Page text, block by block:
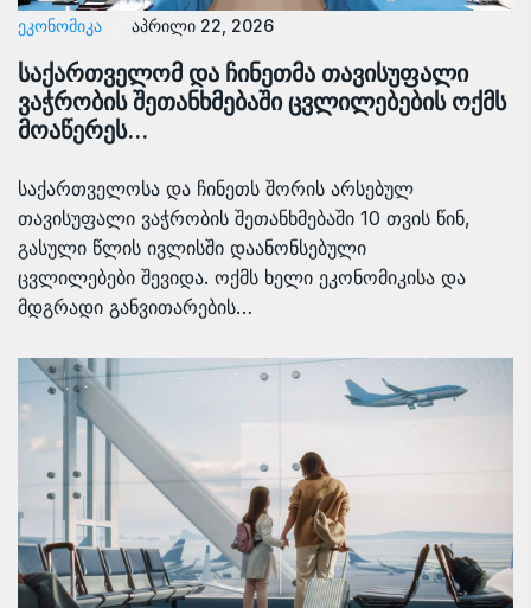
ᲔᲙᲝᲜᲝᲛᲘᲙᲐ აპრილი 22, 2026
საქართველომ და ჩინეთმა თავისუფალი
ვაჭრობის შეთანხმებაში ცვლილებების ოქმს
მოაწერეს…
საქართველოსა და ჩინეთს შორის არსებულ
თავისუფალი ვაჭრობის შეთანხმებაში 10 თვის წინ,
გასული წლის ივლისში დაანონსებული
ცვლილებები შევიდა. ოქმს ხელი ეკონომიკისა და
მდგრადი განვითარების…